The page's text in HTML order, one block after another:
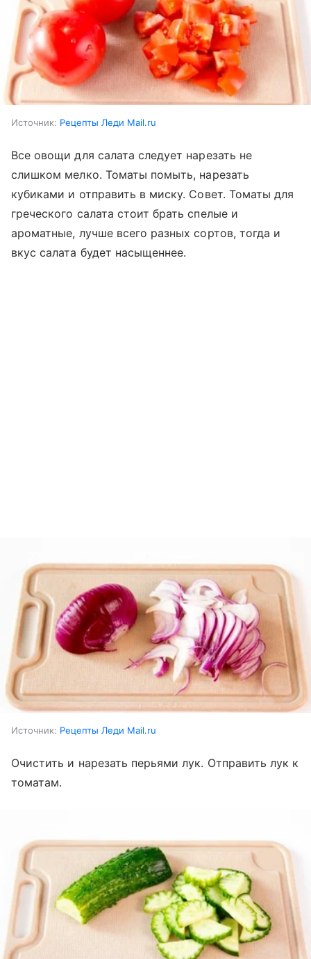
Источник: Рецепты Леди Mail.ru
Все овощи для салата следует нарезать не
слишком мелко. Томаты помыть, нарезать
кубиками и отправить в миску. Совет. Томаты для
греческого салата стоит брать спелые и
ароматные, лучше всего разных сортов, тогда и
вкус салата будет насыщеннее.
Источник: Рецепты Леди Mail.ru
Очистить и нарезать перьями лук. Отправить лук к
томатам.